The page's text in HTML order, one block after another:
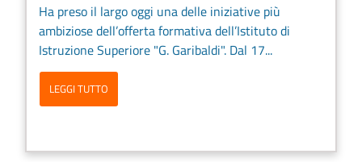
Ha preso il largo oggi una delle iniziative più
ambiziose dell’offerta formativa dell’Istituto di
Istruzione Superiore "G. Garibaldi". Dal 17...
LEGGI TUTTO